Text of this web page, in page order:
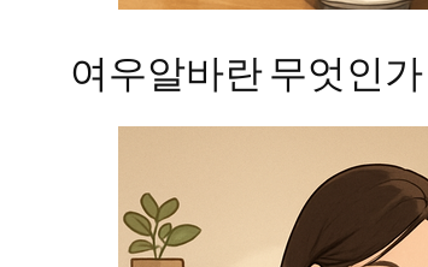
여우알바란 무엇인가